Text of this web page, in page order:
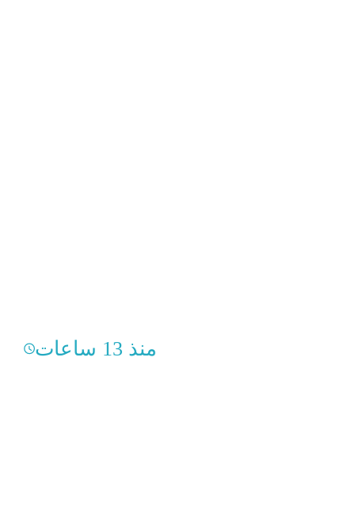
منذ 13 ساعات